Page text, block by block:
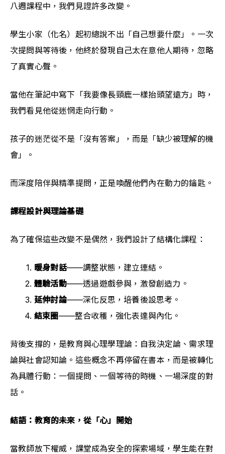
八週課程中，我們見證許多改變。
學生小家（化名）起初總說不出「自己想要什麼」。一次
次提問與等待後，他終於發現自己太在意他人期待，忽略
了真實心聲。
當他在筆記中寫下「我要像長頸鹿一樣抬頭望遠方」時，
我們看見他從迷惘走向行動。
孩子的迷茫從不是「沒有答案」，而是「缺少被理解的機
會」。
而深度陪伴與精準提問，正是喚醒他們內在動力的鑰匙。
課程設計與理論基礎
為了確保這些改變不是偶然，我們設計了結構化課程：
暖身對話——調整狀態，建立連結。
體驗活動——透過遊戲參與，激發創造力。
延伸討論——深化反思，培養後設思考。
結束圈——整合收穫，強化表達與內化。
背後支撐的，是教育與心理學理論：自我決定論、需求理
論與社會認知論。這些概念不再停留在書本，而是被轉化
為具體行動：一個提問、一個等待的時機、一場深度的對
話。
結語：教育的未來，從「心」開始
當教師放下權威，課堂成為安全的探索場域，學生能在對